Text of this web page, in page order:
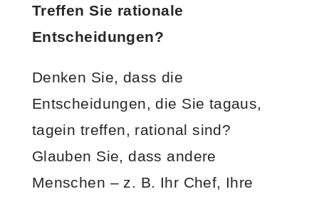
Treffen Sie rationale
Entscheidungen?
Denken Sie, dass die
Entscheidungen, die Sie tagaus,
tagein treffen, rational sind?
Glauben Sie, dass andere
Menschen – z. B. Ihr Chef, Ihre